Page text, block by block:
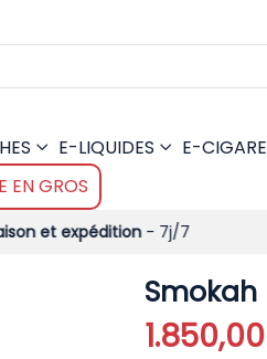
E-LIQUIDES
E-
EN GROS
- 7j/7
Smokah